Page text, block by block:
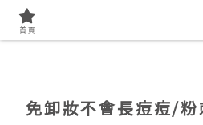
免卸妝不會長痘痘/粉
首頁